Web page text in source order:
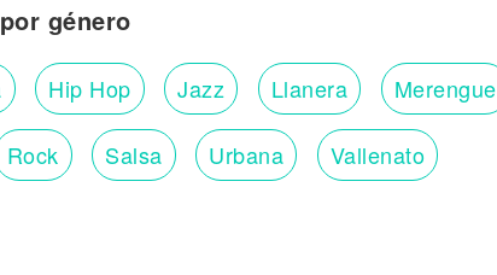
género
Hip Hop Jazz Llanera Merengue
Rock Salsa Urbana Vallenato